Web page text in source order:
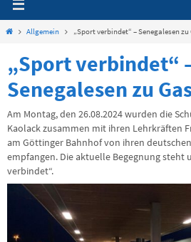
StartAllgemein „Sport verbindet“ – Senegalesen zu
„Sport verbindet“
Senegalesen zu
Am Montag, den 26.08.2024 wurden die
Kaolack zusammen mit ihren Lehrkräften
am Göttinger Bahnhof von ihren
empfangen. Die aktuelle Begegnung steht
verbindet“.